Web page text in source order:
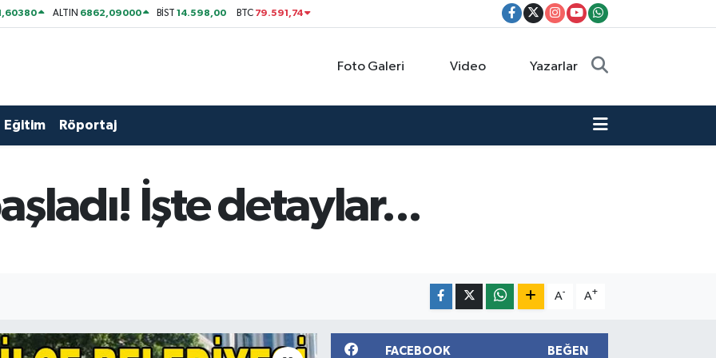
ALTIN 6862,09000 BİST14.598,00 BTC 79.591,74
Foto Galeri Video Yazarlar
Eğitim Röportaj
İşte detaylar...
A- A+
FACEBOOK BEĞEN